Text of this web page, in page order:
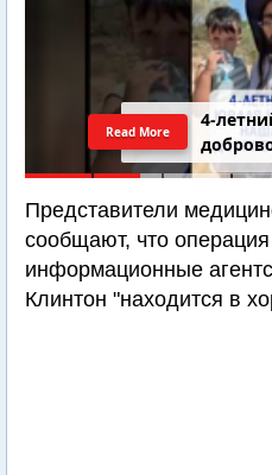
4-
Read More
Представители
сообщают, что
информационные
Клинтон "находится в